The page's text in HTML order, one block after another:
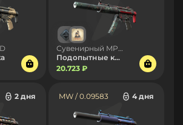
Подопытные крысы
20.723 ₽
2 дня MW / 0.09583 4 дня